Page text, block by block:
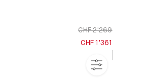
CHF 2'269
CHF 1'361